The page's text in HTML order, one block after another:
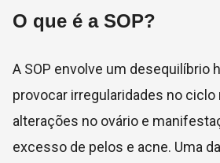
O que é a SOP?
A SOP envolve um desequilíbrio
provocar irregularidades no ciclo
alterações no ovário e
excesso de pelos e acne. Uma